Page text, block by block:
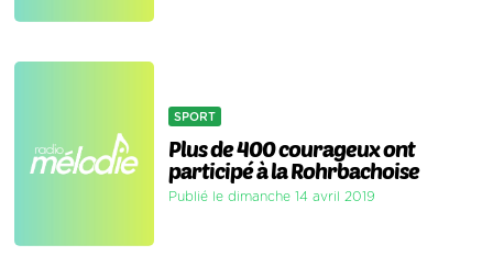
SPORT
Plus de 400 courageux ont
participé à la Rohrbachoise
Publié le dimanche 14 avril 2019